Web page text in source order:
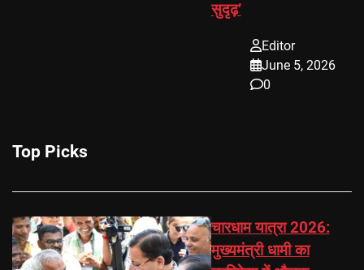
सुदृढ़’
Editor
June 5, 2026
0
Top Picks
चारधाम यात्रा 2026:
मुख्यमंत्री धामी का